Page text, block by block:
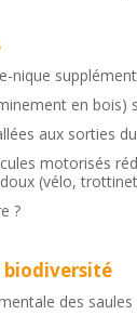
nique
en bois)
aux sorties
motorisés
(vélo,
?
biodiversité
des